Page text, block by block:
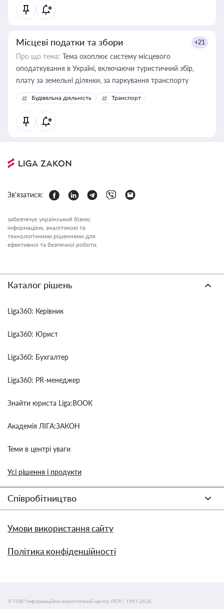
Місцеві податки та збори +21
Про що тема: Тема охоплює систему місцевого
оподаткування в Україні, включаючи туристичний збір,
плату за земельні ділянки, за паркування транспорту
Будівельна діяльність Транспорт
Зв'язатися:
забезпечує український бізнес
інформацією, аналітикою та
технологічними рішеннями для
ефективної та безпечної роботи.
Каталог рішень
Liga360: Керівник
Liga360: Юрист
Liga360: Бухгалтер
Liga360: PR-менеджер
Знайти юриста Liga:BOOK
Академія ЛІГА:ЗАКОН
Теми в центрі уваги
Усі рішення і продукти
Співробітництво
Умови використання сайту
Політика конфіденційності
© ТОВ "інформаційно-аналітичний центр ЛІГА", 1991-2026.